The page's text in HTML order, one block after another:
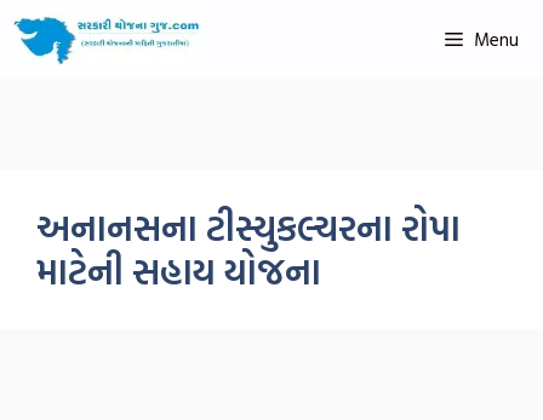
Menu
અનાનસના ટીસ્યુકલ્ચરના રોપા
માટેની સહાય યોજના